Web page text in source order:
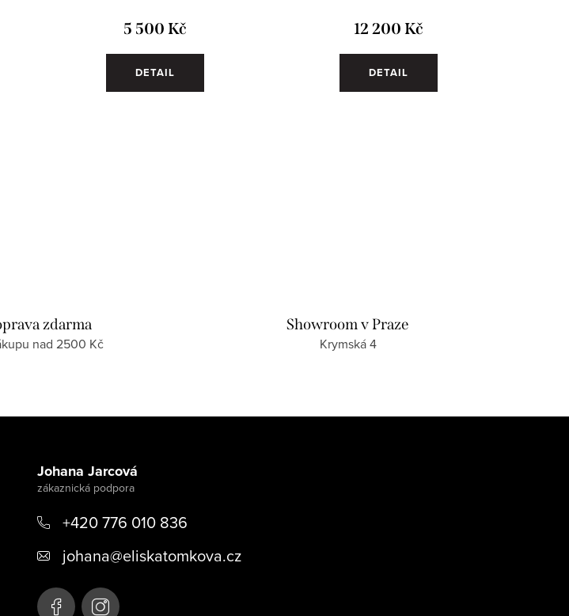
5 500 Kč
DETAIL
12 200 Kč
DETAIL
zdarma
nad 2500 Kč
Showroom v Praze
Krymská 4
Johana Jarcová
+420 776 010 836
johana@eliskatomkova.cz